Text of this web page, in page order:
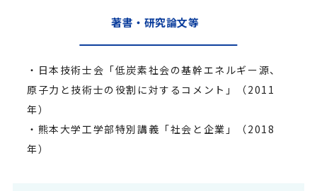
著書・研究論文等
・日本技術士会「低炭素社会の基幹エネルギー源、
原子力と技術士の役割に対するコメント」（2011
年）
・熊本大学工学部特別講義「社会と企業」（2018
年）